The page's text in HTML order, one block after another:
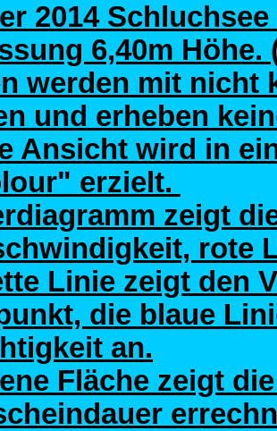
2014
6,40m Höhe.
werden mit nicht
und erheben
Ansicht wird in
erzielt.
zeigt
rote
Linie zeigt den
die blaue
an.
Fläche zeigt